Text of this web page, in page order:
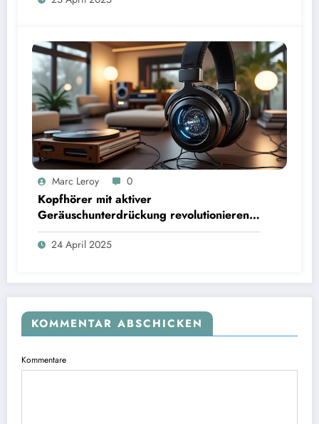
Marc Leroy 0
Kopfhörer mit aktiver
Geräuschunterdrückung revolutionieren
das Hörerlebnis für anspruchsvolle
Audiophile.
24 April 2025
KOMMENTAR ABSCHICKEN
Kommentare